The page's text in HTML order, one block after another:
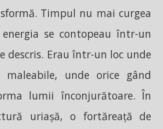
Timpul nu mai curgea
se contopeau într-un
descris. Erau într-un loc unde
unde orice gând
lumii înconjurătoare. În
uriașă, o fortăreață de